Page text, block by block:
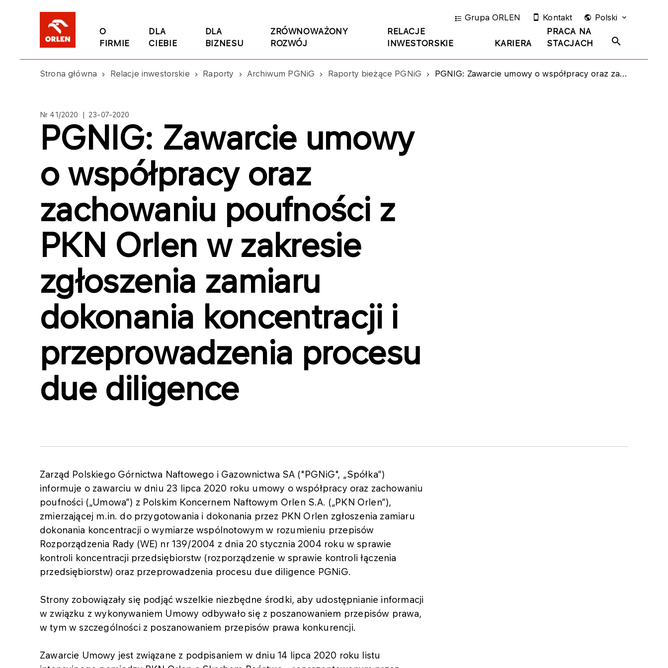
O
FIRMIE
DLA
CIEBIE
DLA
BIZNESU
ZRÓWNOWAŻONY
ROZWÓJ
RELACJE
INWESTORSKIE
KARIERA
PRACA NA
STACJACH
Grupa ORLEN Kontakt Polski
Strona główna Relacje inwestorskie Raporty Archiwum PGNiG Raporty bieżące PGNiG PGNIG: Zawarcie umowy o współpracy oraz zachowaniu poufności z PKN Orlen w zakresie zgłoszenia zamiaru dokonania koncentracji i przeprowadzenia procesu due diligence
Nr 41/2020 | 23-07-2020
PGNIG: Zawarcie umowy
o współpracy oraz
zachowaniu poufności z
PKN Orlen w zakresie
zgłoszenia zamiaru
dokonania koncentracji i
przeprowadzenia procesu
due diligence
Zarząd Polskiego Górnictwa Naftowego i Gazownictwa SA ("PGNiG", „Spółka”)
informuje o zawarciu w dniu 23 lipca 2020 roku umowy o współpracy oraz zachowaniu
poufności („Umowa”) z Polskim Koncernem Naftowym Orlen S.A. („PKN Orlen”),
zmierzającej m.in. do przygotowania i dokonania przez PKN Orlen zgłoszenia zamiaru
dokonania koncentracji o wymiarze wspólnotowym w rozumieniu przepisów
Rozporządzenia Rady (WE) nr 139/2004 z dnia 20 stycznia 2004 roku w sprawie
kontroli koncentracji przedsiębiorstw (rozporządzenie w sprawie kontroli łączenia
przedsiębiorstw) oraz przeprowadzenia procesu due diligence PGNiG.
Strony zobowiązały się podjąć wszelkie niezbędne środki, aby udostępnianie informacji
w związku z wykonywaniem Umowy odbywało się z poszanowaniem przepisów prawa,
w tym w szczególności z poszanowaniem przepisów prawa konkurencji.
Zawarcie Umowy jest związane z podpisaniem w dniu 14 lipca 2020 roku listu